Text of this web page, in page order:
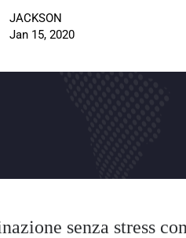
senza stress